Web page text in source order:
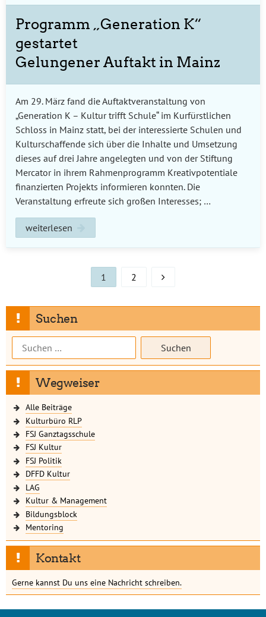
Programm „Generation K“
gestartet
Gelungener Auftakt in Mainz
Am 29. März fand die Auftaktveranstaltung von
„Generation K – Kultur trifft Schule“ im Kurfürstlichen
Schloss in Mainz statt, bei der interessierte Schulen und
Kulturschaffende sich über die Inhalte und Umsetzung
dieses auf drei Jahre angelegten und von der Stiftung
Mercator in ihrem Rahmenprogramm Kreativpotentiale
finanzierten Projekts informieren konnten. Die
Veranstaltung erfreute sich großen Interesses; …
weiterlesen
1 2
Suchen
Suchen
nach:
Wegweiser
Alle Beiträge
Kulturbüro RLP
FSJ Ganztagsschule
FSJ Kultur
FSJ Politik
DFFD Kultur
LAG
Kultur & Management
Bildungsblock
Mentoring
Kontakt
Gerne kannst Du uns eine Nachricht schreiben.